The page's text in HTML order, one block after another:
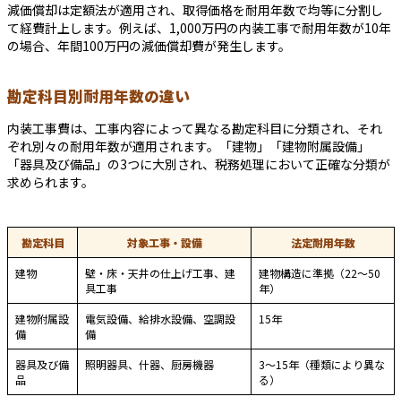
減価償却は定額法が適用され、取得価格を耐用年数で均等に分割し
て経費計上します。例えば、1,000万円の内装工事で耐用年数が10年
の場合、年間100万円の減価償却費が発生します。
勘定科目別耐用年数の違い
内装工事費は、工事内容によって異なる勘定科目に分類され、それ
ぞれ別々の耐用年数が適用されます。「建物」「建物附属設備」
「器具及び備品」の3つに大別され、税務処理において正確な分類が
求められます。
勘定科目 対象工事・設備
法定耐用年数
建物
壁・床・天井の仕上げ工事、建
具工事
建物構造に準拠（22～50
年）
建物附属設
備
電気設備、給排水設備、空調設
備
15年
器具及び備
品
照明器具、什器、厨房機器
3～15年（種類により異な
る）